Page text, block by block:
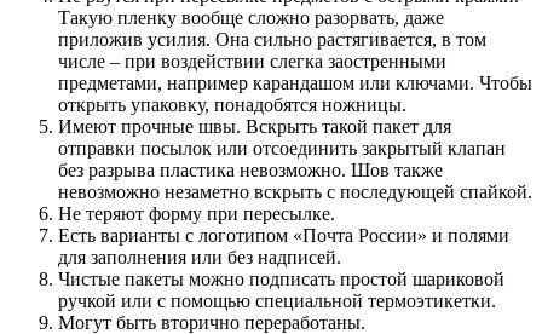
Такую пленку вообще сложно разорвать, даже
приложив усилия. Она сильно растягивается, в том
числе – при воздействии слегка заостренными
предметами, например карандашом или ключами. Чтобы
открыть упаковку, понадобятся ножницы.
Имеют прочные швы. Вскрыть такой пакет для
отправки посылок или отсоединить закрытый клапан
без разрыва пластика невозможно. Шов также
невозможно незаметно вскрыть с последующей спайкой.
Не теряют форму при пересылке.
Есть варианты с логотипом «Почта России» и полями
для заполнения или без надписей.
Чистые пакеты можно подписать простой шариковой
ручкой или с помощью специальной термоэтикетки.
Могут быть вторично переработаны.